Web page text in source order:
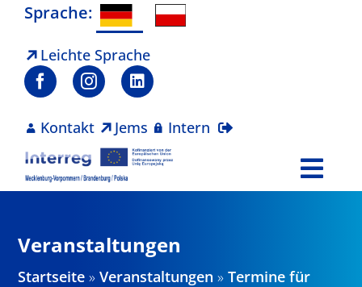
Zum
springen
Sprache:
Leichte Sprache
Kontakt Jems Intern
Projekte
Veranstaltungen
Startseite »Veranstaltungen »Termine für